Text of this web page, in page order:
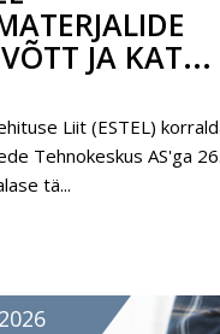
JA KAT...
Liit (ESTEL)
Tehnokeskus AS'ga
tä...